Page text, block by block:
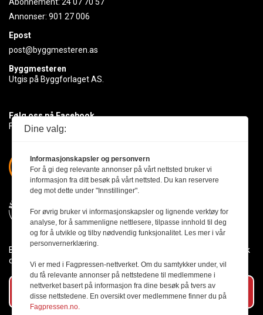
Annonser: 901 27 006
Epost
post@byggmesteren.as
Byggmesteren
Utgis på Byggforlaget AS.
Følg oss på Facebook
Få med deg det siste innen byggebransjen
Byggmesteren følger Vær Varsom-plakaten og presseetikken slik
den er nedfelt i Redaktørplakaten.
Abonner på vårt nyhetsbrev
Dine valg:
Informasjonskapsler og personvern
For å gi deg relevante annonser på vårt nettsted bruker vi
informasjon fra ditt besøk på vårt nettsted. Du kan reservere
deg mot dette under "Innstillinger".
For øvrig bruker vi informasjonskapsler og lignende verktøy for
analyse, for å sammenligne nettlesere, tilpasse innhold til deg
og for å utvikle og tilby nødvendig funksjonalitet. Les mer i vår
personvernerklæring.
Vi er med i Fagpressen-nettverket. Om du samtykker under, vil
du få relevante annonser på nettstedene til medlemmene i
nettverket basert på informasjon fra dine besøk på tvers av
disse nettstedene. En oversikt over medlemmene finner du på
Fagpressen.no.